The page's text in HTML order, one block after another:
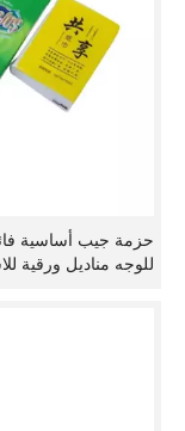
حزمة جيب أساسية
للوجه مناديل ورقية